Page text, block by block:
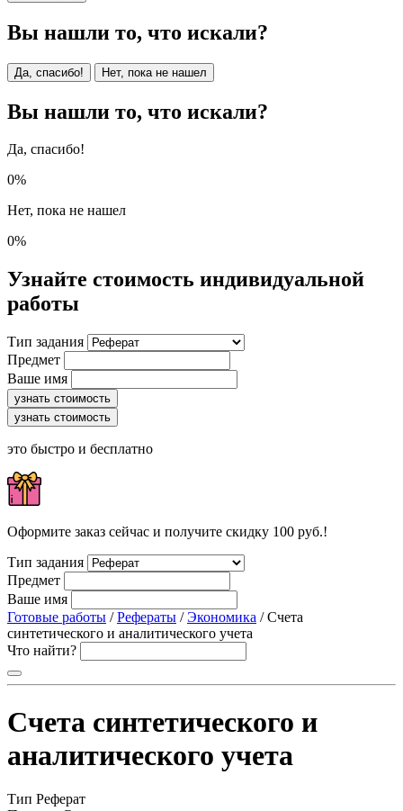
Вы нашли то, что искали?
Да, спасибо! Нет, пока не нашел
Вы нашли то, что искали?
Да, спасибо!
0%
Нет, пока не нашел
0%
Узнайте стоимость индивидуальной
работы
Тип задания
Предмет
Ваше имя
узнать стоимость
узнать стоимость
это быстро и бесплатно
Оформите заказ сейчас и получите скидку 100 руб.!
Тип задания
Предмет
Ваше имя
Готовые работы /Рефераты /Экономика / Счета
синтетического и аналитического учета
Что найти?
Счета синтетического и
аналитического учета
Тип Реферат